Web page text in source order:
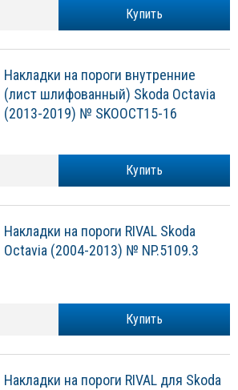
Купить
Накладки на пороги внутренние
(лист шлифованный) Skoda Octavia
(2013-2019) № SKOOCT15-16
Купить
Накладки на пороги RIVAL Skoda
Octavia (2004-2013) № NP.5109.3
Купить
Накладки на пороги RIVAL для Skoda